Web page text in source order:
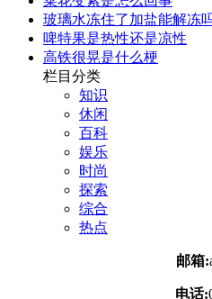
玻璃水冻住了加盐能解冻
啤特果是热性还是凉性
高铁很晃是什么梗
栏目分类
知识
休闲
百科
娱乐
时尚
探索
综合
热点
邮箱:
电话: